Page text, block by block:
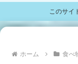
このサイ
ホーム 食べ